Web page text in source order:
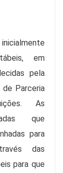
em
pela
de Parceria
As
que
para
das
para que